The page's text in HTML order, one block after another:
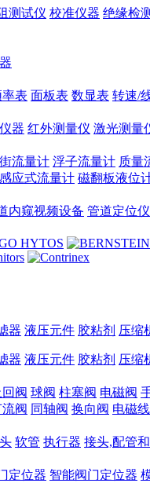
测试仪 校准仪器 绝缘检
表 面板表 数显表 转速/
器 红外测量仪 激光测量
流量计 浮子流量计 质量
应式流量计 磁翻板液位
内窥视频设备 管道定位仪
器 液压元件 胶粘剂 压缩
器 液压元件 胶粘剂 压缩
回阀 球阀 柱塞阀 电磁阀
阀 同轴阀 换向阀 电磁
软管 执行器 接头,配管
定位器 智能阀门定位器